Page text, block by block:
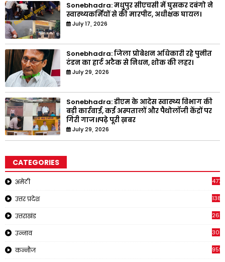
Sonebhadra: मधुपुर सीएचसी में घुसकर दबंगो ने
स्वास्थ्यकर्मियों से की मारपीट, अधीक्षक घायल।
July 17, 2026
Sonebhadra: जिला प्रोबेशन अधिकारी रहे पुनीत
टंडन का हार्ट अटैक से निधन, शोक की लहर।
July 29, 2026
Sonebhadra: डीएम के आदेस स्वास्थ्य विभाग की
बड़ी कार्रवाई, कई अस्पतालों और पैथोलॉजी केंद्रों पर
गिरी गाज।।पढ़े पूरी ख़बर
July 29, 2026
CATEGORIES
अमेठी 4771
उत्तर प्रदेश 1381
उत्तराखंड
उन्नाव 308
कन्नौज 959